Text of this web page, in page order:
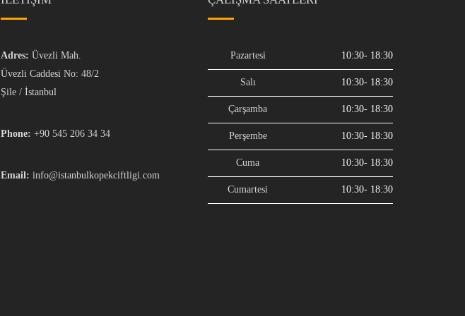
Adres: Üvezli Mah.
Üvezli Caddesi No: 48/2
Şile / İstanbul
Phone: +90 545 206 34 34
Email: info@istanbulkopekciftligi.com
Pazartesi 10:30- 18:30
Salı 10:30- 18:30
Çarşamba 10:30- 18:30
Perşembe 10:30- 18:30
Cuma 10:30- 18:30
Cumartesi 10:30- 18:30